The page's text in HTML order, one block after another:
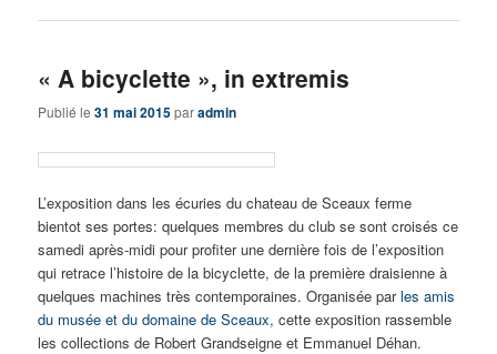
« A bicyclette », in extremis
Publié le31 mai 2015paradmin
L’exposition dans les écuries du chateau de Sceaux ferme
bientot ses portes: quelques membres du club se sont croisés ce
samedi après-midi pour profiter une dernière fois de l’exposition
qui retrace l’histoire de la bicyclette, de la première draisienne à
quelques machines très contemporaines. Organisée parles amis
du musée et du domaine de Sceaux, cette exposition rassemble
les collections de Robert Grandseigne et Emmanuel Déhan.